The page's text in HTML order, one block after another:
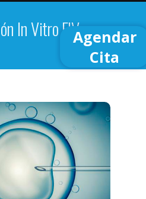
In Vitro FIVAgendar
Cita